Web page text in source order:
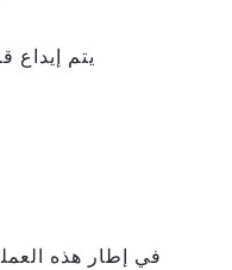
في إطار هذه